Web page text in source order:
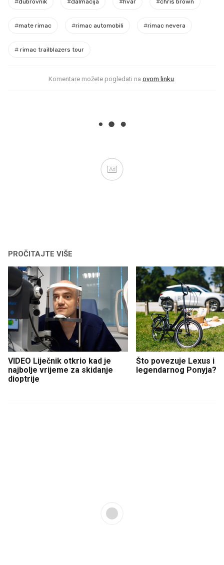
#dubrovnik #dalmacija #hvar #chris brown
#mate rimac #rimac automobili #rimac nevera
# rimac trailblazers tour
Komentare možete pogledati na ovom linku.
Ad
PROČITAJTE VIŠE
VIDEO Liječnik otkrio kad je
najbolje vrijeme za skidanje
dioptrije
Što povezuje Lexus i
legendarnog Ponyja?